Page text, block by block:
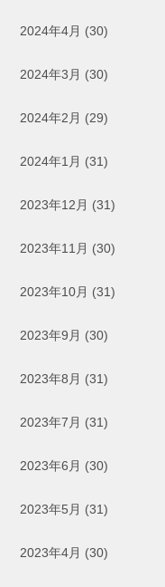
2024年4月 (30)
2024年3月 (30)
2024年2月 (29)
2024年1月 (31)
2023年12月 (31)
2023年11月 (30)
2023年10月 (31)
2023年9月 (30)
2023年8月 (31)
2023年7月 (31)
2023年6月 (30)
2023年5月 (31)
2023年4月 (30)